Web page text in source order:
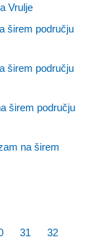
Vrulje
širem području
širem području
širem području
na širem
31 32